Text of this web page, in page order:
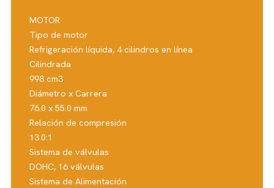
MOTOR
Tipo de motor
Refrigeración líquida, 4 cilindros en línea
Cilindrada
998 cm3
Diámetro x Carrera
76.0 x 55.0 mm
Relación de compresión
13.0:1
Sistema de válvulas
DOHC, 16 válvulas
Sistema de Alimentación